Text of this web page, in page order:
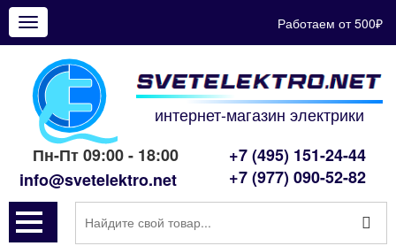
Показать
меню
Работаем от 500₽
интернет-магазин электрики
Пн-Пт 09:00 - 18:00
info@svetelektro.net
+7 (495) 151-24-44
+7 (977) 090-52-82